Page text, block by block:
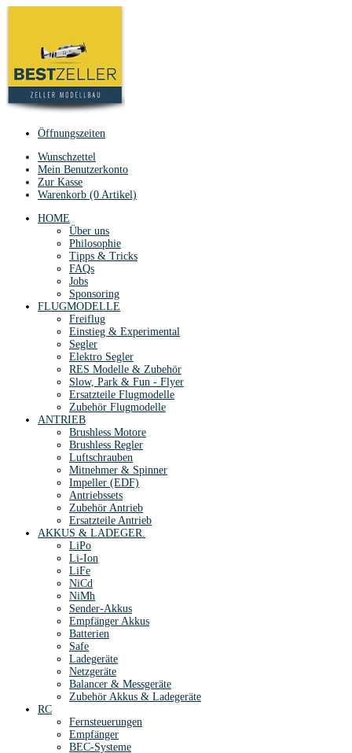
Öffnungszeiten
Wunschzettel
Mein Benutzerkonto
Zur Kasse
Warenkorb (0 Artikel)
HOME
Über uns
Philosophie
Tipps & Tricks
FAQs
Jobs
Sponsoring
FLUGMODELLE
Freiflug
Einstieg & Experimental
Segler
Elektro Segler
RES Modelle & Zubehör
Slow, Park & Fun - Flyer
Ersatzteile Flugmodelle
Zubehör Flugmodelle
ANTRIEB
Brushless Motore
Brushless Regler
Luftschrauben
Mitnehmer & Spinner
Impeller (EDF)
Antriebssets
Zubehör Antrieb
Ersatzteile Antrieb
AKKUS & LADEGER.
LiPo
Li-Ion
LiFe
NiCd
NiMh
Sender-Akkus
Empfänger Akkus
Batterien
Safe
Ladegeräte
Netzgeräte
Balancer & Messgeräte
Zubehör Akkus & Ladegeräte
RC
Fernsteuerungen
Empfänger
BEC-Systeme